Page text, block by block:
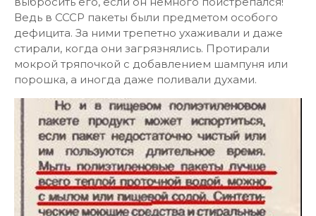
Ведь в СССР пакеты были предметом особого
дефицита. За ними трепетно ухаживали и даже
стирали, когда они загрязнялись. Протирали
мокрой тряпочкой с добавлением шампуня или
порошка, а иногда даже поливали духами.